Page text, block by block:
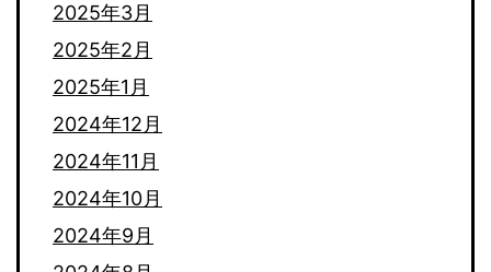
2025年3月
2025年2月
2025年1月
2024年12月
2024年11月
2024年10月
2024年9月